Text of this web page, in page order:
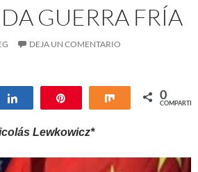
GUERRA FRÍA
DEJA UN COMENTARIO
Compartir Compartir
0
COMPARTIR
Lewkowicz*